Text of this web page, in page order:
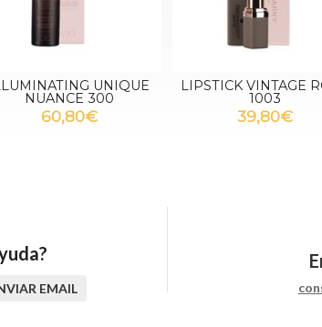
UNIQUE
NUANCE 300
60,80€
LIPSTICK VINTAGE
1003
39,80€
EMAIL